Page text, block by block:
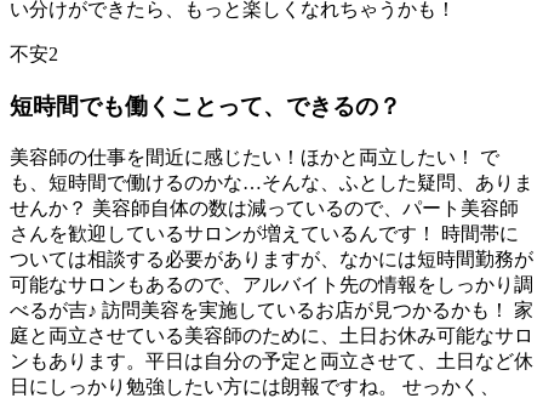
い分けができたら、もっと楽しくなれちゃうかも！
不安2
短時間でも働くことって、できるの？
美容師の仕事を間近に感じたい！ほかと両立したい！ で
も、短時間で働けるのかな…そんな、ふとした疑問、ありま
せんか？ 美容師自体の数は減っているので、パート美容師
さんを歓迎しているサロンが増えているんです！ 時間帯に
ついては相談する必要がありますが、なかには短時間勤務が
可能なサロンもあるので、アルバイト先の情報をしっかり調
べるが吉♪ 訪問美容を実施しているお店が見つかるかも！ 家
庭と両立させている美容師のために、土日お休み可能なサロ
ンもあります。平日は自分の予定と両立させて、土日など休
日にしっかり勉強したい方には朗報ですね。 せっかく、